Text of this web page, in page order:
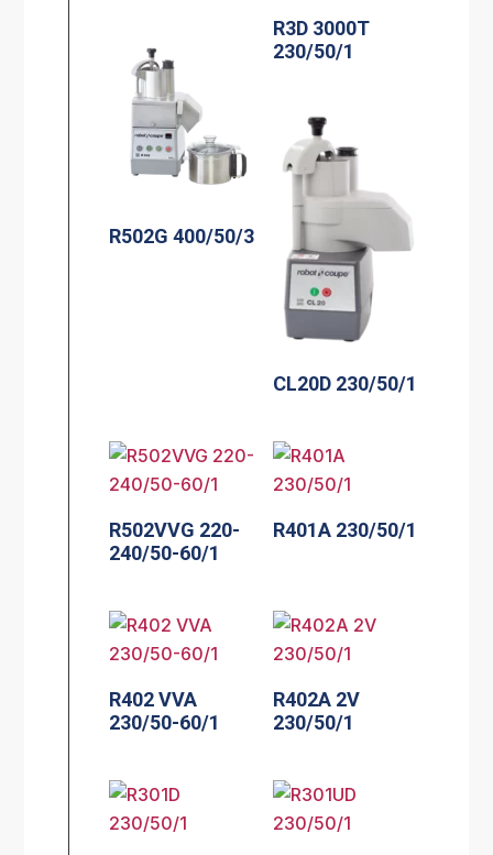
R3D 3000T
230/50/1
R502G 400/50/3
CL20D 230/50/1
R502VVG 220-
240/50-60/1
R401A 230/50/1
R402 VVA
230/50-60/1
R402A 2V
230/50/1